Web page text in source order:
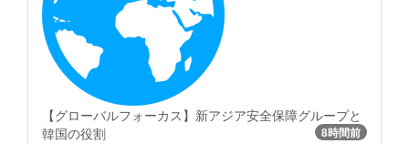
【グローバルフォーカス】新アジア安全保障グループと
韓国の役割
8時間前